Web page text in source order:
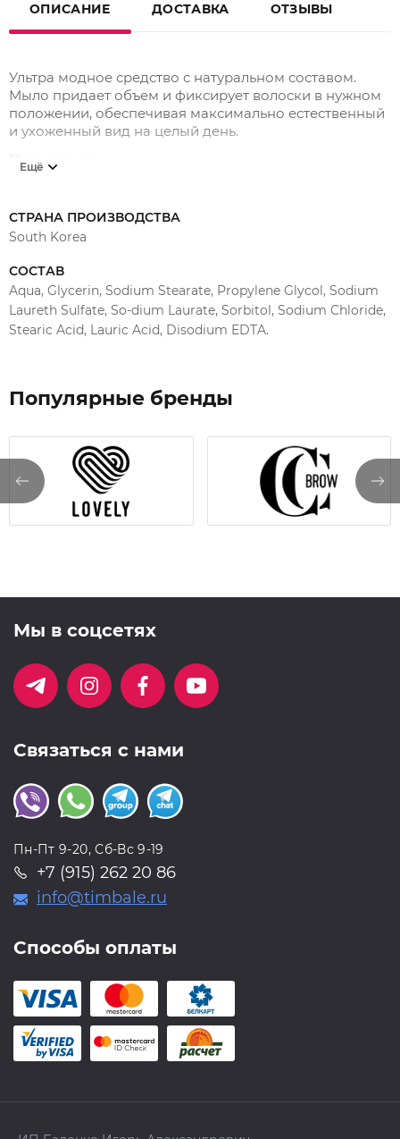
ОПИСАНИЕ ДОСТАВКА ОТЗЫВЫ
Ультра модное средство с натуральном составом.
Мыло придает объем и фиксирует волоски в нужном
положении, обеспечивая максимально естественный
и ухоженный вид на целый день.
Применение:
уложите брови.
Ещё
СТРАНА ПРОИЗВОДСТВА
South Korea
СОСТАВ
Aqua, Glycerin, Sodium Stearate, Propylene Glycol, Sodium
Laureth Sulfate, So-dium Laurate, Sorbitol, Sodium Chloride,
Stearic Acid, Lauric Acid, Disodium EDTA.
Популярные бренды
Мы в соцсетях
Связаться с нами
Пн-Пт 9-20, Сб-Вс 9-19
+7 (915) 262 20 86
info@timbale.ru
Способы оплаты